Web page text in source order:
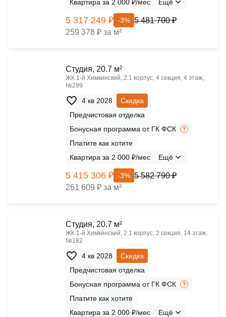
Квартира за 2 000 ₽/мес
Ещё
5 317 249 ₽ -3% 5 481 700 ₽
259 378 ₽ за м²
Cтудия, 20.7 м²
ЖК 1‑й Химкинский, 2.1 корпус, 4 секция, 4 этаж,
№299
4 кв 2028
Скидка
Предчистовая отделка
Бонусная программа от ГК ФСК
Платите как хотите
Квартира за 2 000 ₽/мес
Ещё
5 415 306 ₽ -3% 5 582 790 ₽
261 609 ₽ за м²
Cтудия, 20.7 м²
ЖК 1‑й Химкинский, 2.1 корпус, 2 секция, 14 этаж,
№182
4 кв 2028
Скидка
Предчистовая отделка
Бонусная программа от ГК ФСК
Платите как хотите
Квартира за 2 000 ₽/мес
Ещё